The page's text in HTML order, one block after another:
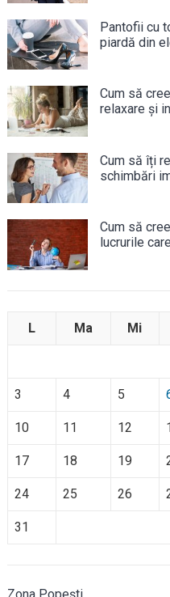
Pantofii cu
piardă din
Cum să
relaxare și
Cum să îți
schimbări
Cum să
lucrurile
L Ma Mi
3 4 5
10 11 12
17 18 19
24 25 26
31
Zona Popești